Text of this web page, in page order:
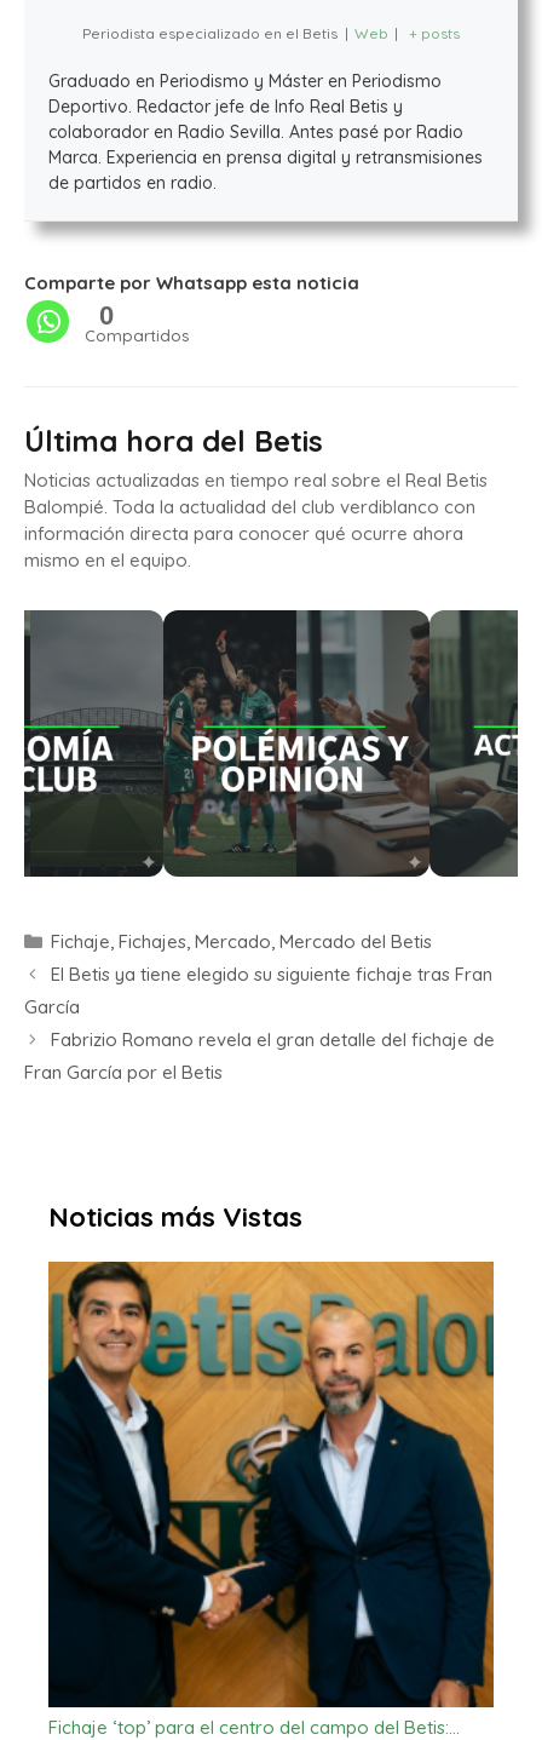
Periodista especializado en el Betis | Web | + posts
Graduado en Periodismo y Máster en Periodismo
Deportivo. Redactor jefe de Info Real Betis y
colaborador en Radio Sevilla. Antes pasé por Radio
Marca. Experiencia en prensa digital y retransmisiones
de partidos en radio.
Comparte por Whatsapp esta noticia
0
Compartidos
Última hora del Betis
Noticias actualizadas en tiempo real sobre el Real Betis
Balompié. Toda la actualidad del club verdiblanco con
información directa para conocer qué ocurre ahora
mismo en el equipo.
Fichaje Fichajes Mercado Mercado del Betis
El Betis ya tiene elegido su siguiente fichaje tras Fran
García
Fabrizio Romano revela el gran detalle del fichaje de
Fran García por el Betis
Noticias más Vistas
Fichaje ‘top’ para el centro del campo del Betis:…